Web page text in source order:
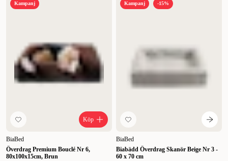
Kampanj
Köp
BiaBed
Överdrag Premium Bouclé Nr 6,
80x100x15cm, Brun
Kampanj -15%
BiaBed
Biabädd Överdrag Skanör Beige Nr 3 -
60 x 70 cm